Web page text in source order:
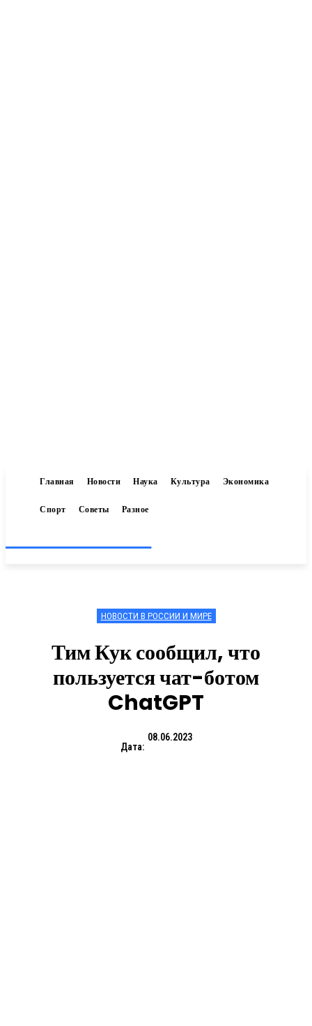
Главная Новости Наука Культура Экономика
Спорт Советы Разное
НОВОСТИ В РОССИИ И МИРЕ
Тим Кук сообщил, что
пользуется чат-ботом
ChatGPT
Дата:
08.06.2023